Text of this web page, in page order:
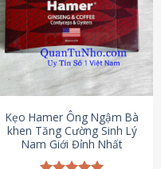
thể.
Các
tùy
chọn
có
thể
được
chọn
trên
trang
Kẹo Hamer Ông Ngậm Bà
khen Tăng Cường Sinh Lý
Nam Giới Đỉnh Nhất